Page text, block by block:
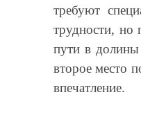
требуют
трудности, но
пути в
второе место
впечатление.